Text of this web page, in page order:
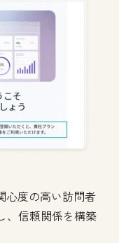
心度の高い訪問者
、信頼関係を構築